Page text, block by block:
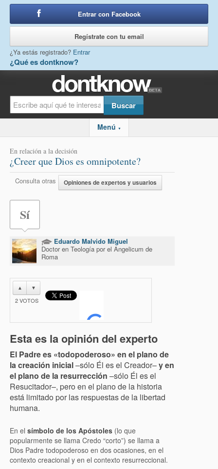
¿Qué es dontknow?
Entrar con Facebook
Regístrate con tu email
¿Ya estás registrado? Entrar
Menú ▼
En relación a la decisión
¿Creer que Dios es omnipotente?
Consulta otras Opiniones de expertos y usuarios
Sí
Eduardo Malvido Miguel
Doctor en Teología por el Angelicum de
Roma
▲ ▼
2VOTOS
Esta es la opinión del experto
El Padre es «todopoderoso» en el plano de
la creación inicial–sólo Él es el Creador–y en
el plano de la resurrección –sólo Él es el
Resucitador–, pero en el plano de la historia
está limitado por las respuestas de la libertad
humana.
En el símbolo de los Apóstoles (lo que
popularmente se llama Credo “corto”) se llama a
Dios Padre todopoderoso en dos ocasiones, en el
contexto creacional y en el contexto resurreccional.